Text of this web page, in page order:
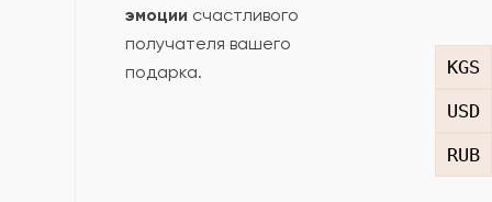
KGS
USD
RUB
эмоции счастливого
получателя вашего
подарка.